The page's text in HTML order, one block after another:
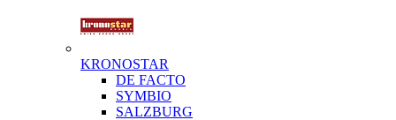
KRONOSTAR
DE FACTO
SYMBIO
SALZBURG